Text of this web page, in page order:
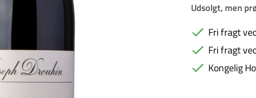
Udsolgt, men
Fri fragt
Fri fragt
Kongelig